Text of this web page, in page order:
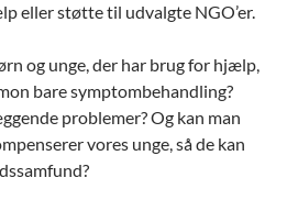
eller støtte til udvalgte NGO’er.
og unge, der har brug for hjælp,
bare symptombehandling?
problemer? Og kan man
vores unge, så de kan